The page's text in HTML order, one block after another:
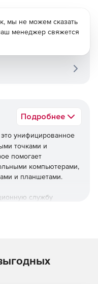
Подробнее
унифицированное
точками и
помогает
компьютерами,
и планшетами.
службу
того,решение
на ПО,
ПО, управлять
мы не можем сказать
менеджер свяжется